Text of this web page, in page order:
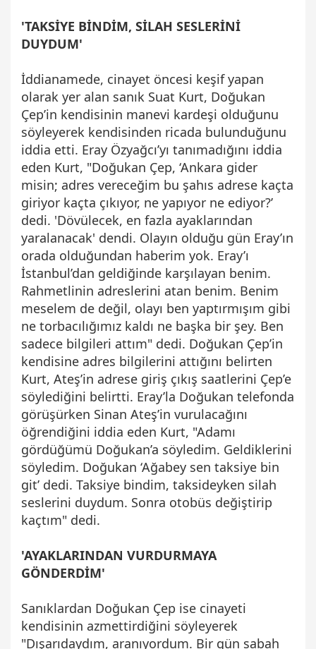
'TAKSİYE BİNDİM, SİLAH SESLERİNİ
DUYDUM'
İddianamede, cinayet öncesi keşif yapan
olarak yer alan sanık Suat Kurt, Doğukan
Çep’in kendisinin manevi kardeşi olduğunu
söyleyerek kendisinden ricada bulunduğunu
iddia etti. Eray Özyağcı’yı tanımadığını iddia
eden Kurt, "Doğukan Çep, ‘Ankara gider
misin; adres vereceğim bu şahıs adrese kaçta
giriyor kaçta çıkıyor, ne yapıyor ne ediyor?’
dedi. 'Dövülecek, en fazla ayaklarından
yaralanacak' dendi. Olayın olduğu gün Eray’ın
orada olduğundan haberim yok. Eray’ı
İstanbul’dan geldiğinde karşılayan benim.
Rahmetlinin adreslerini atan benim. Benim
meselem de değil, olayı ben yaptırmışım gibi
ne torbacılığımız kaldı ne başka bir şey. Ben
sadece bilgileri attım" dedi. Doğukan Çep’in
kendisine adres bilgilerini attığını belirten
Kurt, Ateş’in adrese giriş çıkış saatlerini Çep’e
söylediğini belirtti. Eray’la Doğukan telefonda
görüşürken Sinan Ateş’in vurulacağını
öğrendiğini iddia eden Kurt, "Adamı
gördüğümü Doğukan’a söyledim. Geldiklerini
söyledim. Doğukan ‘Ağabey sen taksiye bin
git’ dedi. Taksiye bindim, taksideyken silah
seslerini duydum. Sonra otobüs değiştirip
kaçtım" dedi.
'AYAKLARINDAN VURDURMAYA
GÖNDERDİM'
Sanıklardan Doğukan Çep ise cinayeti
kendisinin azmettirdiğini söyleyerek
"Dışarıdaydım, aranıyordum. Bir gün sabah